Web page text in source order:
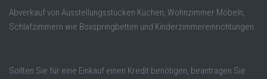
Abverkauf von Ausstellungsstücken Küchen, Wohnzimmer Möbeln,
Schlafzimmern wie Boxspringbetten und Kinderzimmereinrichtungen.
Sollten Sie für eine Einkauf einen Kredit benötigen, beantragen Sie